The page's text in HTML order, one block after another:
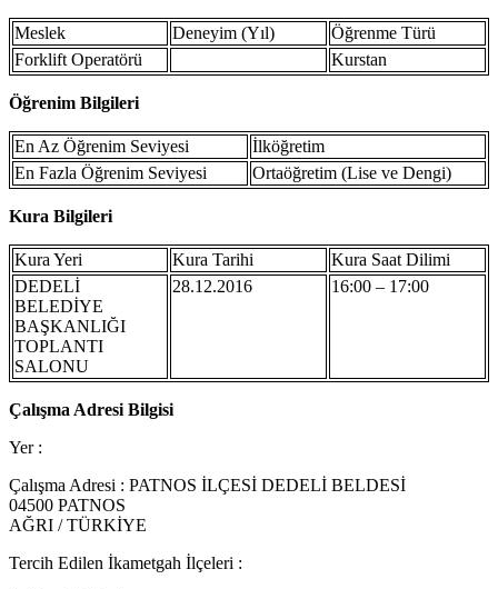
Meslek Deneyim (Yıl)
Öğrenme Türü
Forklift Operatörü
Kurstan
Öğrenim Bilgileri
En Az Öğrenim Seviyesi
İlköğretim
En Fazla Öğrenim Seviyesi
Ortaöğretim (Lise ve Dengi)
Kura Bilgileri
Kura Yeri Kura Tarihi
Kura Saat Dilimi
DEDELİ
BELEDİYE
BAŞKANLIĞI
TOPLANTI
SALONU
28.12.2016 16:00 – 17:00
Çalışma Adresi Bilgisi
Yer :
Çalışma Adresi : PATNOS İLÇESİ DEDELİ BELDESİ
04500 PATNOS
AĞRI / TÜRKİYE
Tercih Edilen İkametgah İlçeleri :